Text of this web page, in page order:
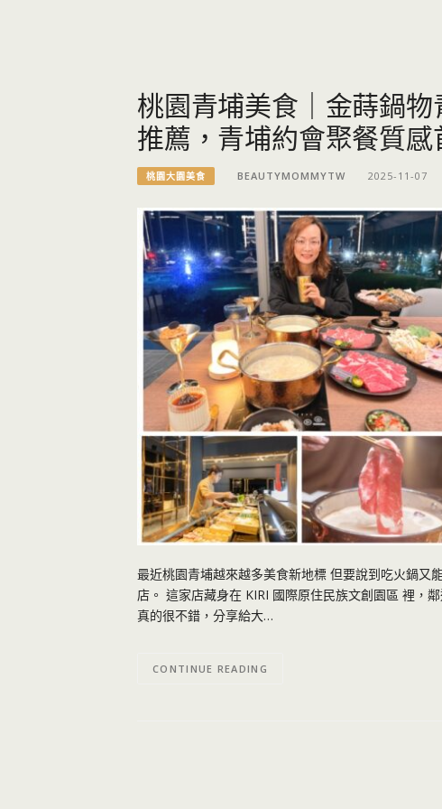
桃園青埔美食｜金蒔鍋
推薦，青埔約會聚餐質感
桃園大園美食 BEAUTYMOMMYTW 2025-11-07
最近桃園青埔越來越多美食新地標 但要說到吃火鍋又
店。 這家店藏身在 KIRI 國際原住民族文創園區 裡，
真的很不錯，分享給大…
CONTINUE READING